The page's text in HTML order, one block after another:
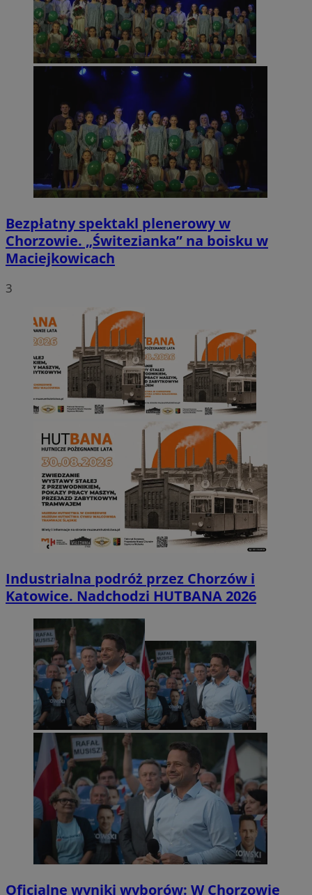
Bezpłatny spektakl plenerowy w
Chorzowie. „Świtezianka” na boisku w
Maciejkowicach
3
Industrialna podróż przez Chorzów i
Katowice. Nadchodzi HUTBANA 2026
Oficjalne wyniki wyborów: W Chorzowie